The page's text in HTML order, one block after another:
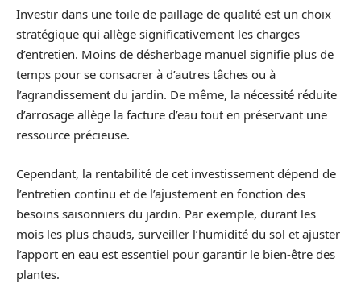
Investir dans une toile de paillage de qualité est un choix
stratégique qui allège significativement les charges
d’entretien. Moins de désherbage manuel signifie plus de
temps pour se consacrer à d’autres tâches ou à
l’agrandissement du jardin. De même, la nécessité réduite
d’arrosage allège la facture d’eau tout en préservant une
ressource précieuse.
Cependant, la rentabilité de cet investissement dépend de
l’entretien continu et de l’ajustement en fonction des
besoins saisonniers du jardin. Par exemple, durant les
mois les plus chauds, surveiller l’humidité du sol et ajuster
l’apport en eau est essentiel pour garantir le bien-être des
plantes.